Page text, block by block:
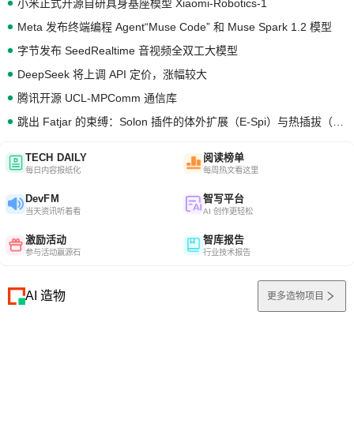
小米正式开源自研具身基座模型 Xiaomi-Robotics-1
Meta 发布终端编程 Agent“Muse Code” 和 Muse Spark 1.2 模型
字节发布 SeedRealtime 音视频全双工大模型
DeepSeek 将上调 API 定价，涨幅较大
腾讯开源 UCL-MPComm 通信库
TECH DAILY
每日内容报纸化
阅读榜单
每周热文看这里
DevFM
当天资讯听着看
智写平台
AI 创作更轻松
激励活动
参与活动赢源石
智库报告
行业技术报告
AI 造物 更多造物项目